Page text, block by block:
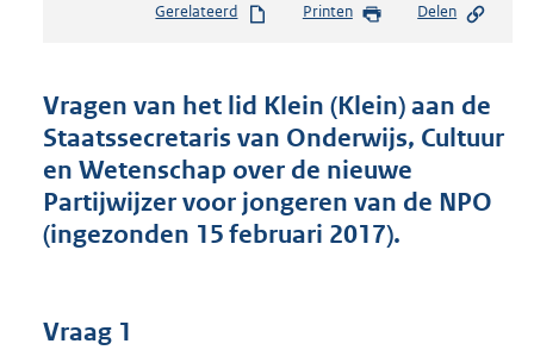
s
d
s
g
r
o
o
Gerelateerd Printen Delen
Vragen van het lid Klein (Klein) aan de
Staatssecretaris van Onderwijs, Cultuur
en Wetenschap over de nieuwe
Partijwijzer voor jongeren van de NPO
(ingezonden 15 februari 2017).
Vraag 1